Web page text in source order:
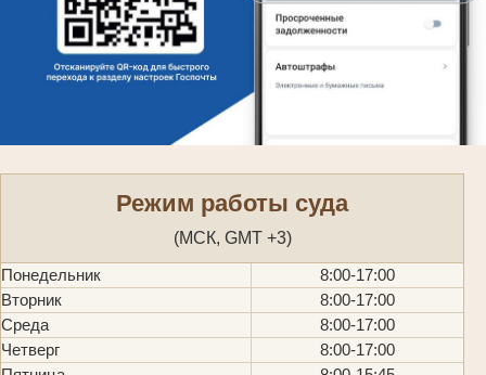
Режим работы суда
(МСК, GMT +3)
Понедельник
8:00-17:00
Вторник
8:00-17:00
Среда
8:00-17:00
Четверг
8:00-17:00